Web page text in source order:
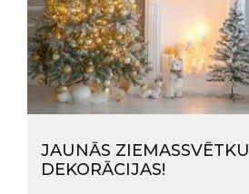
JAUNĀS ZIEMASSVĒTKU
DEKORĀCIJAS!